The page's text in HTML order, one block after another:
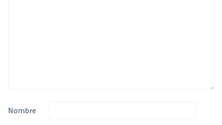
Nombre